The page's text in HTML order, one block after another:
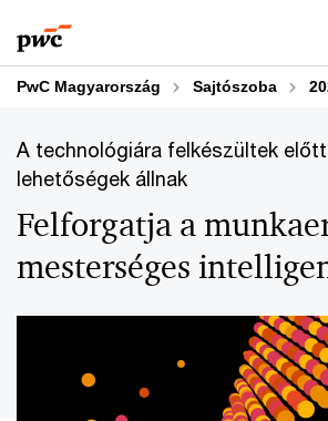
to
content
to
footer
PwC Magyarország Sajtószoba
A technológiára felkészültek
lehetőségek állnak
Felforgatja a
mesterséges